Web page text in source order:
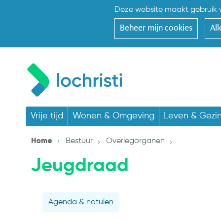
Deze website maakt gebruik
Beheer mijn cookies
Vrije tijd Wonen & Omgeving Leven &
Home Bestuur Overlegorganen
Jeugdraad
Agenda & notulen